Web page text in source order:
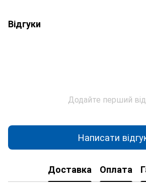
Відгуки
Додайте перший
Написати
Доставка Оплата